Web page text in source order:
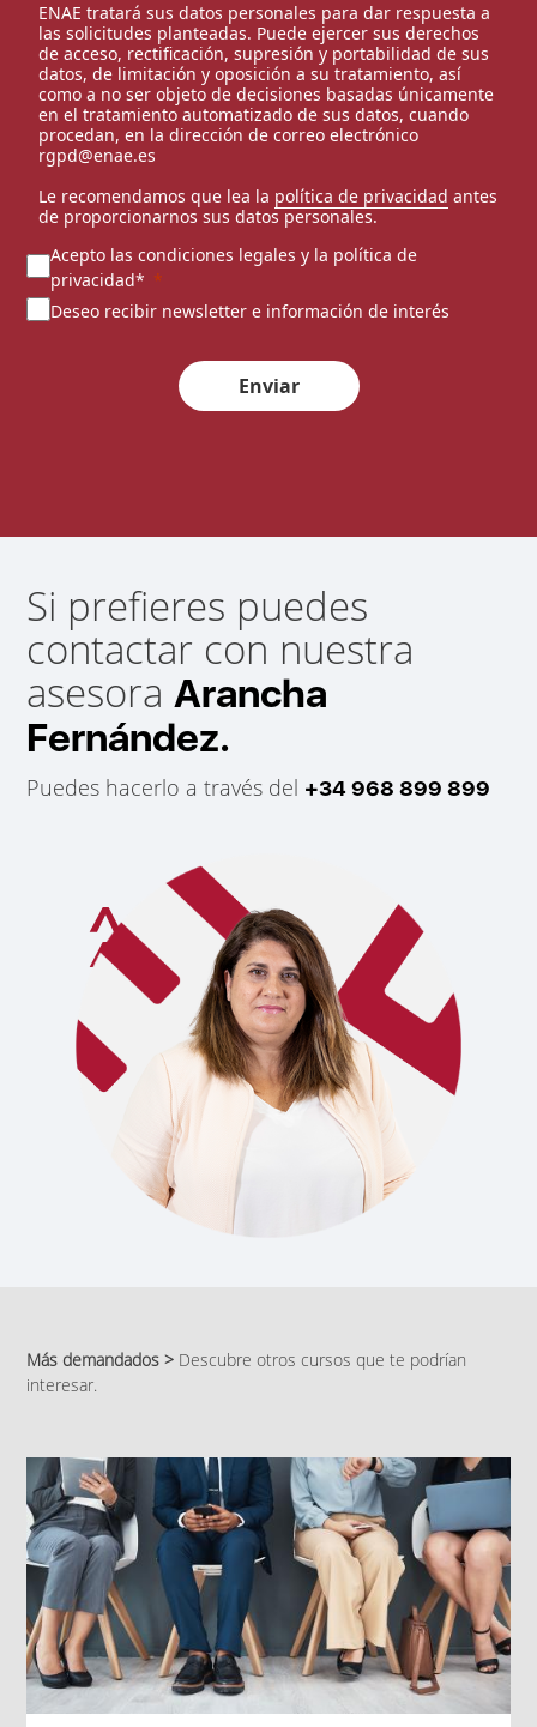
ENAE tratará sus datos personales para dar respuesta a
las solicitudes planteadas. Puede ejercer sus derechos
de acceso, rectificación, supresión y portabilidad de sus
datos, de limitación y oposición a su tratamiento, así
como a no ser objeto de decisiones basadas únicamente
en el tratamiento automatizado de sus datos, cuando
procedan, en la dirección de correo electrónico
rgpd@enae.es
Le recomendamos que lea la política de privacidad antes
de proporcionarnos sus datos personales.
Acepto las condiciones legales y la política de
privacidad*
Deseo recibir newsletter e información de interés
Enviar
Si prefieres puedes
contactar con nuestra
asesoraArancha
Fernández.
Puedes hacerlo a través del +34 968 899 899
Más demandados > Descubre otros cursos que te podrían
interesar.